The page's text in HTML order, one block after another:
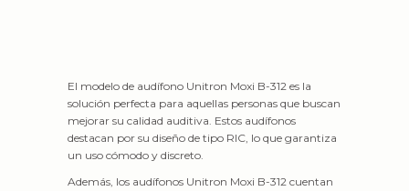
El modelo de audífono Unitron Moxi B-312 es la
solución perfecta para aquellas personas que buscan
mejorar su calidad auditiva. Estos audífonos
destacan por su diseño de tipo RIC, lo que garantiza
un uso cómodo y discreto.
Además, los audífonos Unitron Moxi B-312 cuentan